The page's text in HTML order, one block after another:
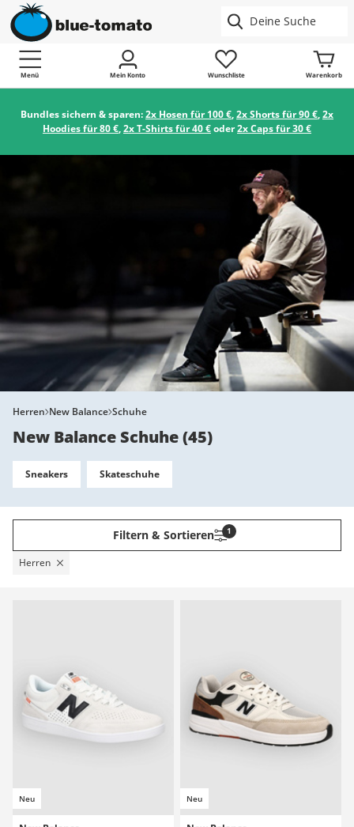
Menü Mein Konto Wunschliste Warenkorb
Bundles sichern & sparen:2x Hosen für 100 €,2x Shorts für 90 €,2x
Hoodies für 80 €,2x T-Shirts für 40 €oder2x Caps für 30 €
Herren New Balance Schuhe
New Balance Schuhe(45)
Sneakers Skateschuhe
Filtern & Sortieren 1
Herren
Neu Neu